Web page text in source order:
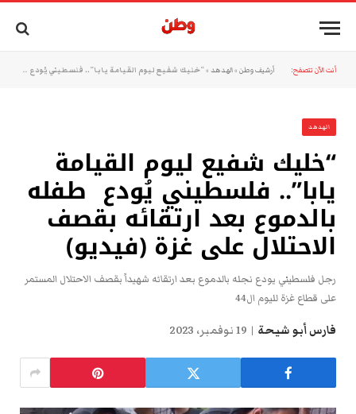
أنت الآن تتصفح: أرشيف وطن »الهدهد »“خليك شفيع ليوم القيامة يابا”.. فلسطيني يُودع طفله بالدموع بعد ارتقائه بقصف الاحتلال على غزة (فيديو)
الهدهد
“خليك شفيع ليوم القيامة
يابا”.. فلسطيني يُودع طفله
بالدموع بعد ارتقائه بقصف
الاحتلال على غزة (فيديو)
رجل فلسطيني يودع نجله بالدموع بعد ارتقائه شهيداً بقصف الاحتلال المستمر
على قطاع غزة لليوم ال44
فارس أبو شيحة 19 نوفمبر، 2023